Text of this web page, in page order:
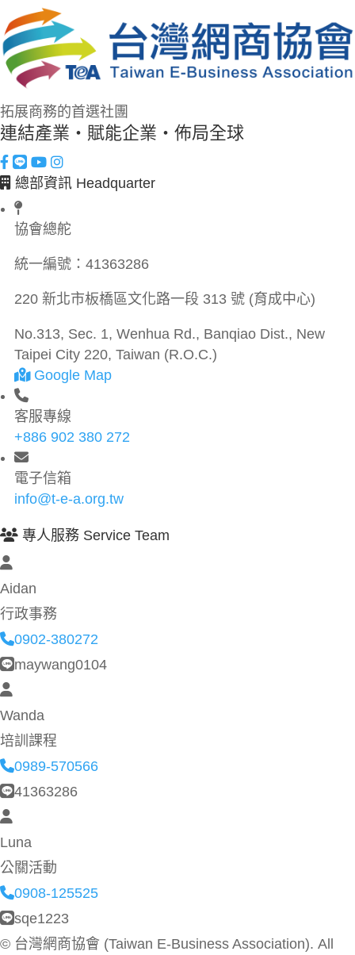
拓展商務的首選社團
連結產業・賦能企業・佈局全球
總部資訊 Headquarter
協會總舵
統一編號： 41363286
220 新北市板橋區文化路一段 313 號 (育成中心)
No.313, Sec. 1, Wenhua Rd., Banqiao Dist., New
Taipei City 220, Taiwan (R.O.C.)
Google Map
客服專線
+886 902 380 272
電子信箱
info@t-e-a.org.tw
專人服務 Service Team
Aidan
行政事務
0902-380272
maywang0104
Wanda
培訓課程
0989-570566
41363286
Luna
公關活動
0908-125525
sqe1223
© 台灣網商協會 (Taiwan E-Business Association). All